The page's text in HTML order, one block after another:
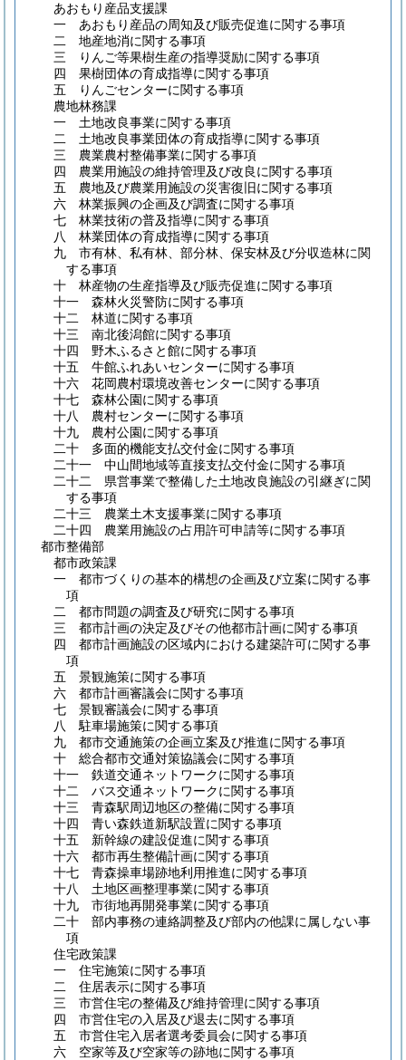
あおもり産品支援課
一 あおもり産品の周知及び販売促進に関する事項
二 地産地消に関する事項
三 りんご等果樹生産の指導奨励に関する事項
四 果樹団体の育成指導に関する事項
五 りんごセンターに関する事項
農地林務課
一 土地改良事業に関する事項
二 土地改良事業団体の育成指導に関する事項
三 農業農村整備事業に関する事項
四 農業用施設の維持管理及び改良に関する事項
五 農地及び農業用施設の災害復旧に関する事項
六 林業振興の企画及び調査に関する事項
七 林業技術の普及指導に関する事項
八 林業団体の育成指導に関する事項
九 市有林、私有林、部分林、保安林及び分収造林に関
する事項
十 林産物の生産指導及び販売促進に関する事項
十一 森林火災警防に関する事項
十二 林道に関する事項
十三 南北後潟館に関する事項
十四 野木ふるさと館に関する事項
十五 牛館ふれあいセンターに関する事項
十六 花岡農村環境改善センターに関する事項
十七 森林公園に関する事項
十八 農村センターに関する事項
十九 農村公園に関する事項
二十 多面的機能支払交付金に関する事項
二十一 中山間地域等直接支払交付金に関する事項
二十二 県営事業で整備した土地改良施設の引継ぎに関
する事項
二十三 農業土木支援事業に関する事項
二十四 農業用施設の占用許可申請等に関する事項
都市整備部
都市政策課
一 都市づくりの基本的構想の企画及び立案に関する事
項
二 都市問題の調査及び研究に関する事項
三 都市計画の決定及びその他都市計画に関する事項
四 都市計画施設の区域内における建築許可に関する事
項
五 景観施策に関する事項
六 都市計画審議会に関する事項
七 景観審議会に関する事項
八 駐車場施策に関する事項
九 都市交通施策の企画立案及び推進に関する事項
十 総合都市交通対策協議会に関する事項
十一 鉄道交通ネットワークに関する事項
十二 バス交通ネットワークに関する事項
十三 青森駅周辺地区の整備に関する事項
十四 青い森鉄道新駅設置に関する事項
十五 新幹線の建設促進に関する事項
十六 都市再生整備計画に関する事項
十七 青森操車場跡地利用推進に関する事項
十八 土地区画整理事業に関する事項
十九 市街地再開発事業に関する事項
二十 部内事務の連絡調整及び部内の他課に属しない事
項
住宅政策課
一 住宅施策に関する事項
二 住居表示に関する事項
三 市営住宅の整備及び維持管理に関する事項
四 市営住宅の入居及び退去に関する事項
五 市営住宅入居者選考委員会に関する事項
六 空家等及び空家等の跡地に関する事項